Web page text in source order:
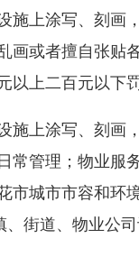
上涂写、刻画
画或者擅自张贴
上二百元以下罚
上涂写、刻画
常管理；物业服
市城市市容和环
、街道、物业公